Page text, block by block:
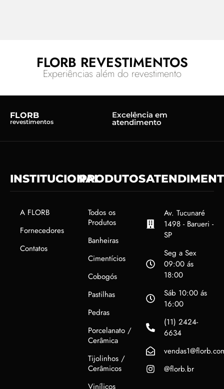
FLORB REVESTIMENTOS
Experiências além do revestimento
FLORB
revestimentos
Excelência em
atendimento
INSTITUCIONAL
A FLORB
Fornecedores
Contatos
PRODUTOS
Todos os
Produtos
Banheiras
Cimentícios
Cobogós
Pastilhas
Pedras
Porcelanato /
Cerâmica
Tijolinhos /
Cerâmicos
Vinílicos
Av. Tucunaré
1498 - Barueri -
SP
Seg a Sex
09:00 ás
18:00
Sáb 10:00 ás
16:00
(11) 2424-
6634
@florb.br